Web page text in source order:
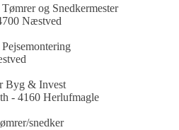
og Snedkermester
Næstved
Byg & Invest
- 4160 Herlufmagle
snedker